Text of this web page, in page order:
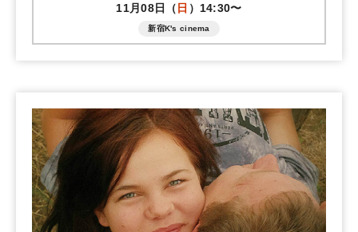
11月08日（ 日 ）14:30〜
新宿K's cinema